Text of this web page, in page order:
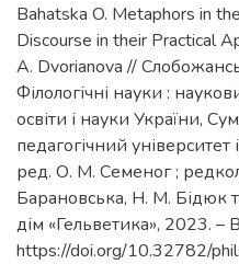
Bahatska O. Metaphors in
Discourse in their Practical
А. Dvorianova //
Філологічні науки :
освіти і науки України,
педагогічний
ред. О. М. Семеног ;
Барановська, Н. М. Бідюк
дім «Гельветика», 2023. –
https://doi.org/10.32782/